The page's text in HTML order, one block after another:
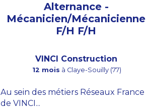
Alternance -
Mécanicien/Mécanicienne
F/H F/H
VINCI Construction
12 mois à Claye-Souilly (77)
Au sein des métiers Réseaux France
de VINCI...